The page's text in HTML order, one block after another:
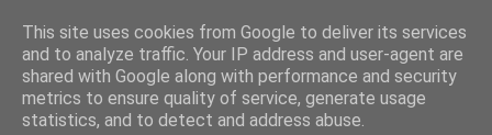
ZAHRADA MĚ BAVÍ
Zahradničení s respektem...
This site uses cookies from Google to deliver its services
and to analyze traffic. Your IP address and user-agent are
shared with Google along with performance and security
metrics to ensure quality of service, generate usage
statistics, and to detect and address abuse.